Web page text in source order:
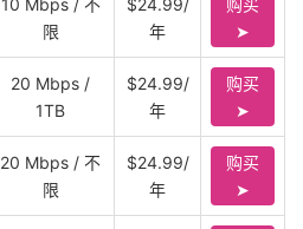
10 Mbps / 不
限
$24.99/
年
购买
➤
20 Mbps /
1TB
$24.99/
年
购买
➤
20 Mbps / 不
限
$24.99/
年
购买
➤